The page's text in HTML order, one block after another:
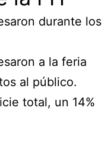
durante los
a la feria
al público.
total, un 14%